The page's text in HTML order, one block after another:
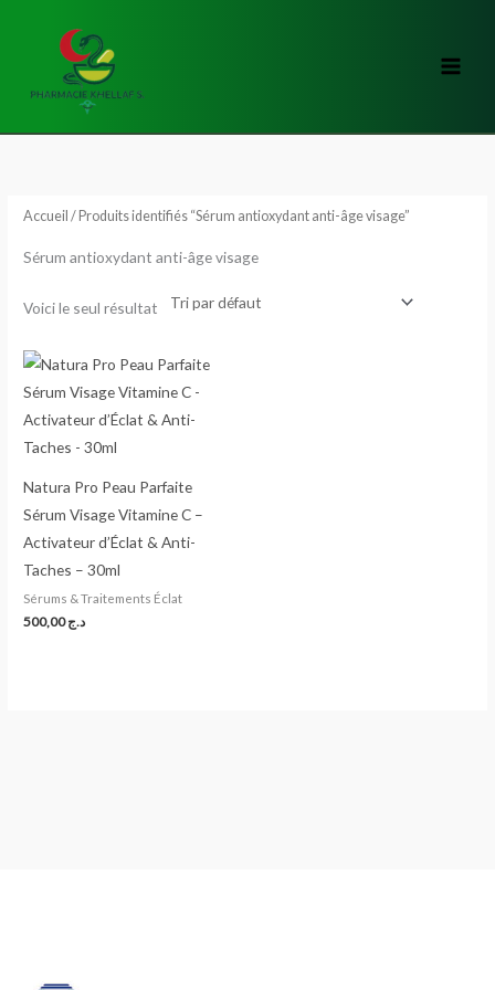
Accueil / Produits identifiés “Sérum antioxydant anti-âge visage”
Sérum antioxydant anti-âge visage
Voici le seul résultat
Natura Pro Peau Parfaite
Sérum Visage Vitamine C –
Activateur d’Éclat & Anti-
Taches – 30ml
Sérums & Traitements Éclat
د.ج500,00